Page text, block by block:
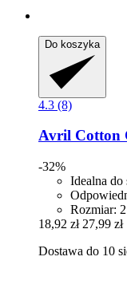
Do koszyka
4.3 (8)
Avril Cotton
-32%
Idealna
Rozmiar:
18,92 zł 27,99 zł
Dostawa do 10